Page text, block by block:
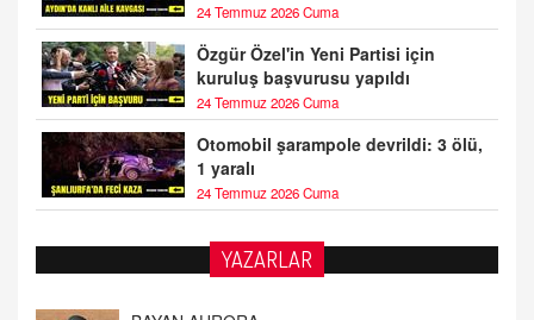
24 Temmuz 2026 Cuma
Özgür Özel'in Yeni Partisi için
kuruluş başvurusu yapıldı
24 Temmuz 2026 Cuma
Otomobil şarampole devrildi: 3 ölü,
1 yaralı
24 Temmuz 2026 Cuma
YAZARLAR